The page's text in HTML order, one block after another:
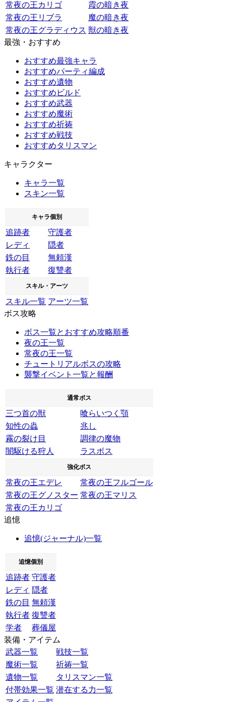
常夜の王カリゴ
霞の暗き夜
常夜の王リブラ
魔の暗き夜
常夜の王グラディウス 獣の暗き夜
最強・おすすめ
おすすめ最強キャラ
おすすめパーティ編成
おすすめ遺物
おすすめビルド
おすすめ武器
おすすめ魔術
おすすめ祈祷
おすすめ戦技
おすすめタリスマン
キャラクター
キャラ一覧
スキン一覧
キャラ個別
追跡者
守護者
レディ
隠者
鉄の目
無頼漢
執行者
復讐者
スキル・アーツ
スキル一覧 アーツ一覧
ボス攻略
ボス一覧とおすすめ攻略順番
夜の王一覧
常夜の王一覧
チュートリアルボスの攻略
襲撃イベント一覧と報酬
通常ボス
三つ首の獣
喰らいつく顎
知性の蟲
兆し
霧の裂け目
調律の魔物
闇駆ける狩人
ラスボス
強化ボス
常夜の王エデレ
常夜の王フルゴール
常夜の王グノスター 常夜の王マリス
常夜の王カリゴ
追憶
追憶(ジャーナル)一覧
追憶個別
追跡者 守護者
レディ 隠者
鉄の目 無頼漢
執行者 復讐者
学者
葬儀屋
装備・アイテム
武器一覧
戦技一覧
魔術一覧
祈祷一覧
遺物一覧
タリスマン一覧
付帯効果一覧 潜在する力一覧